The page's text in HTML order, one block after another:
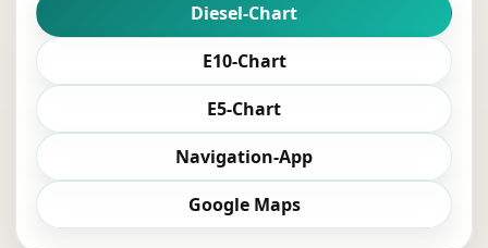
Diesel-Chart
E10-Chart
E5-Chart
Navigation-App
Google Maps